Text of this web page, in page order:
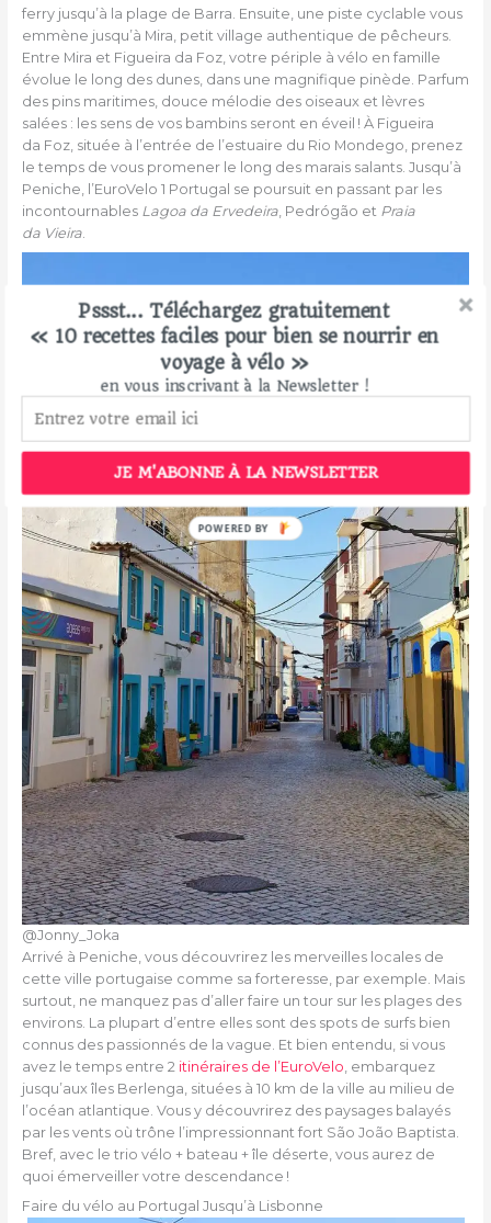
ferry jusqu’à la plage de Barra. Ensuite, une piste cyclable vous
emmène jusqu’à Mira, petit village authentique de pêcheurs.
Entre Mira et Figueira da Foz, votre périple à vélo en famille
évolue le long des dunes, dans une magnifique pinède. Parfum
des pins maritimes, douce mélodie des oiseaux et lèvres
salées : les sens de vos bambins seront en éveil ! À Figueira
da Foz, située à l’entrée de l’estuaire du Rio Mondego, prenez
le temps de vous promener le long des marais salants. Jusqu’à
Peniche, l’EuroVelo 1 Portugal se poursuit en passant par les
incontournables Lagoa da Ervedeira, Pedrógão et Praia
da Vieira.
@Jonny_Joka
Arrivé à Peniche, vous découvrirez les merveilles locales de
cette ville portugaise comme sa forteresse, par exemple. Mais
surtout, ne manquez pas d’aller faire un tour sur les plages des
environs. La plupart d’entre elles sont des spots de surfs bien
connus des passionnés de la vague. Et bien entendu, si vous
avez le temps entre 2 itinéraires de l’EuroVelo, embarquez
jusqu’aux îles Berlenga, situées à 10 km de la ville au milieu de
l’océan atlantique. Vous y découvrirez des paysages balayés
par les vents où trône l’impressionnant fort São João Baptista.
Bref, avec le trio vélo + bateau + île déserte, vous aurez de
quoi émerveiller votre descendance !
Faire du vélo au Portugal Jusqu’à Lisbonne
Pssst... Téléchargez gratuitement
« 10 recettes faciles pour bien se nourrir en
voyage à vélo »
en vous inscrivant à la Newsletter !
JE M'ABONNE À LA NEWSLETTER